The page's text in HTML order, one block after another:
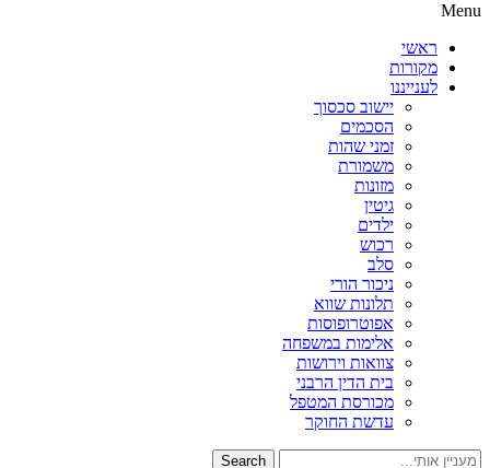
Menu
ראשי
מקורות
לענייננו
יישוב סכסוך
הסכמים
זמני שהות
משמורת
מזונות
גיטין
ילדים
רכוש
סלב
ניכור הורי
תלונות שווא
אפוטרופוסות
אלימות במשפחה
צוואות וירושות
בית הדין הרבני
מכורסת המטפל
עדשת החוקר
Search